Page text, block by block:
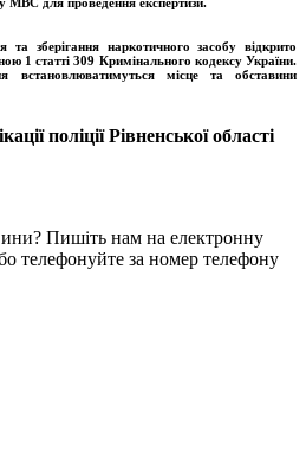
зберігання наркотичного засобу відкрито
1 статті 309 Кримінального кодексу України.
встановлюватимуться місце та обставини
поліції Рівненської області
Пишіть нам на електронну
телефонуйте за номер телефону